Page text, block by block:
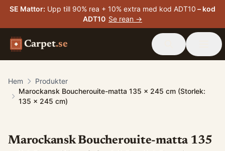
SE Mattor: Upp till 90% rea + 10% extra med kod ADT10 – kod
ADT10 Se rean →
Carpet.se
Hem
Produkter
Marockansk Boucherouite-matta 135 x 245 cm (Storlek:
135 x 245 cm)
Marockansk Boucherouite-matta 135